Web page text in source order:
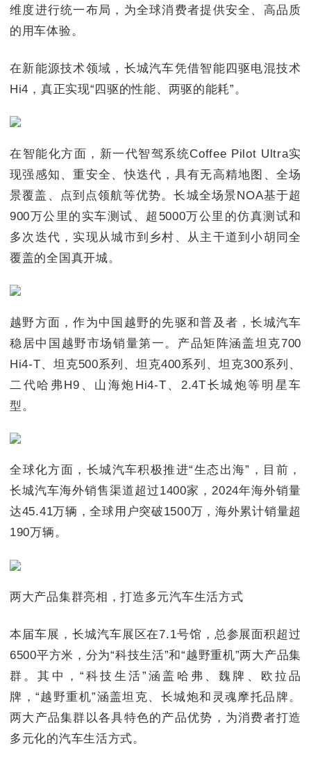
维度进行统一布局，为全球消费者提供安全、高品质
的用车体验。
在新能源技术领域，长城汽车凭借智能四驱电混技术
Hi4，真正实现“四驱的性能、两驱的能耗”。
在智能化方面，新一代智驾系统Coffee Pilot Ultra实
现强感知、重安全、快迭代，具有无高精地图、全场
景覆盖、点到点领航等优势。长城全场景NOA基于超
900万公里的实车测试、超5000万公里的仿真测试和
多次迭代，实现从城市到乡村、从主干道到小胡同全
覆盖的全国真开城。
越野方面，作为中国越野的先驱和普及者，长城汽车
稳居中国越野市场销量第一。产品矩阵涵盖坦克700
Hi4-T、坦克500系列、坦克400系列、坦克300系列、
二代哈弗H9、山海炮Hi4-T、2.4T长城炮等明星车
型。
全球化方面，长城汽车积极推进“生态出海”，目前，
长城汽车海外销售渠道超过1400家，2024年海外销量
达45.41万辆，全球用户突破1500万，海外累计销量超
190万辆。
两大产品集群亮相，打造多元汽车生活方式
本届车展，长城汽车展区在7.1号馆，总参展面积超过
6500平方米，分为“科技生活”和“越野重机”两大产品集
群。其中，“科技生活”涵盖哈弗、魏牌、欧拉品
牌，“越野重机”涵盖坦克、长城炮和灵魂摩托品牌。
两大产品集群以各具特色的产品优势，为消费者打造
多元化的汽车生活方式。